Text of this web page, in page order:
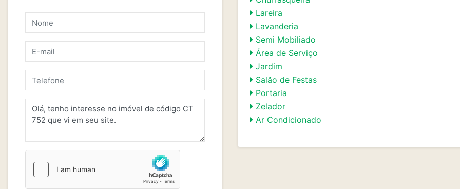
Lareira
Lavanderia
Semi Mobiliado
Área de Serviço
Jardim
Salão de Festas
Portaria
Zelador
Ar Condicionado